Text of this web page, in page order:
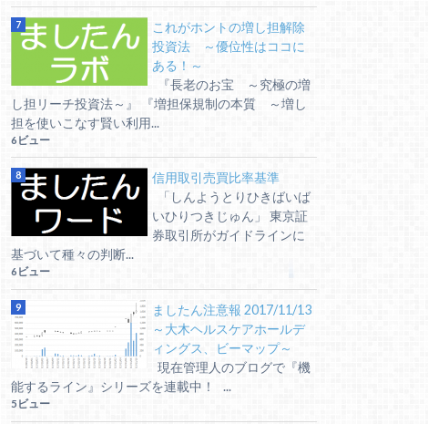
これがホントの増し担解除
投資法 ～優位性はココに
ある！～
『長老のお宝 ～究極の増
し担リーチ投資法～』 『増担保規制の本質 ～増し
担を使いこなす賢い利用...
6ビュー
信用取引売買比率基準
「しんようとりひきばいば
いひりつきじゅん」 東京証
券取引所がガイドラインに
基づいて種々の判断...
6ビュー
ましたん注意報 2017/11/13
～大木ヘルスケアホールデ
ィングス、ビーマップ～
現在管理人のブログで『機
能するライン』シリーズを連載中！ ...
5ビュー